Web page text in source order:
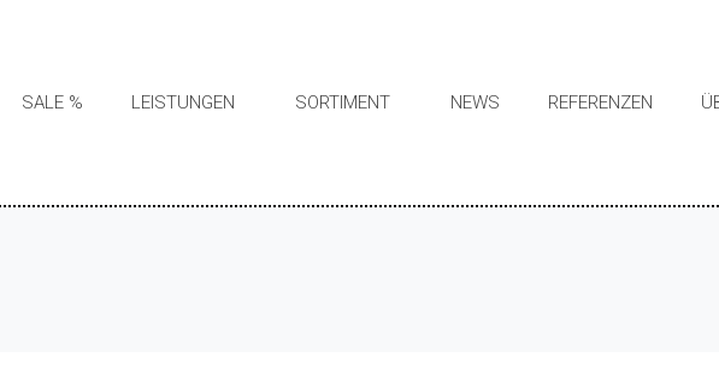
SALE % LEISTUNGEN SORTIMENT NEWS REFERENZEN